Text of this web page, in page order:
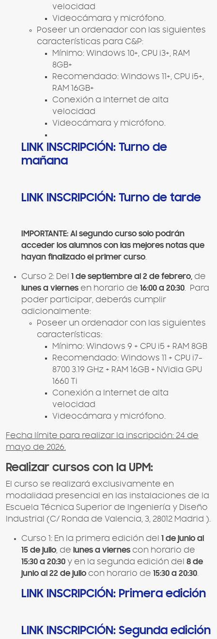
velocidad
Videocámara y micrófono.
Poseer un ordenador con las siguientes
características para C&P:
Mínimo: Windows 10+, CPU i3+, RAM
8GB+
Recomendado: Windows 11+, CPU i5+,
RAM 16GB+
Conexión a Internet de alta
velocidad
Videocámara y micrófono.
LINK INSCRIPCIÓN: Turno de
mañana
LINK INSCRIPCIÓN: Turno de tarde
IMPORTANTE: Al segundo curso solo podrán
acceder los alumnos con las mejores notas que
hayan finalizado el primer curso.
Curso 2: Del 1 de septiembre al 2 de febrero, de
lunes a viernes en horario de 16:00 a 20:30. Para
poder participar, deberás cumplir
adicionalmente:
Poseer un ordenador con las siguientes
características:
Mínimo: Windows 9 + CPU i5 + RAM 8GB
Recomendado: Windows 11 + CPU i7-
8700 3.19 GHz + RAM 16GB + NVidia GPU
1660 Ti
Conexión a Internet de alta
velocidad
Videocámara y micrófono.
Fecha límite para realizar la inscripción: 24 de
mayo de 2026.
Realizar cursos con la UPM:
El curso se realizará exclusivamente en
modalidad presencial en las instalaciones de la
Escuela Técnica Superior de Ingeniería y Diseño
Industrial (C/ Ronda de Valencia, 3, 28012 Madrid ).
Curso 1: En la primera edición del 1 de junio al
15 de julio, de lunes a viernes con horario de
15:30 a 20:30 y en la segunda edición del 8 de
junio al 22 de julio con horario de 15:30 a 20:30.
LINK INSCRIPCIÓN: Primera edición
LINK INSCRIPCIÓN: Segunda edición